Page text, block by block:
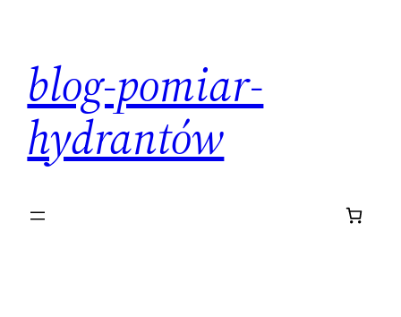
treściblog-pomiar-
hydrantów